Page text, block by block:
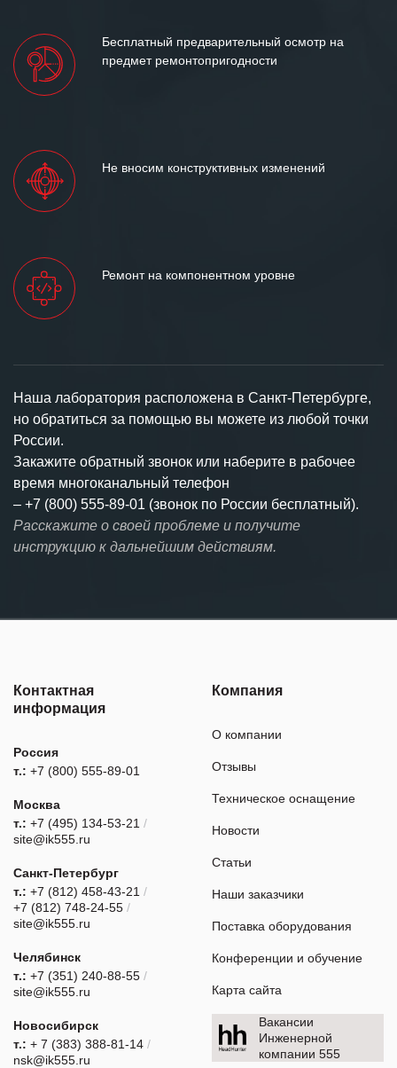
Бесплатный предварительный осмотр на
предмет ремонтопригодности
Не вносим конструктивных изменений
Ремонт на компонентном уровне
Наша лаборатория расположена в Санкт-Петербурге,
но обратиться за помощью вы можете из любой точки
России.
Закажите обратный звонок или наберите в рабочее
время многоканальный телефон
– +7 (800) 555-89-01 (звонок по России бесплатный).
Расскажите о своей проблеме и получите
инструкцию к дальнейшим действиям.
Контактная
информация
Россия
т.: +7 (800) 555-89-01
Москва
т.: +7 (495) 134-53-21 /
site@ik555.ru
Санкт-Петербург
т.: +7 (812) 458-43-21 /
+7 (812) 748-24-55 /
site@ik555.ru
Челябинск
т.: +7 (351) 240-88-55 /
site@ik555.ru
Новосибирск
т.: + 7 (383) 388-81-14 /
nsk@ik555.ru
Компания
О компании
Отзывы
Техническое оснащение
Новости
Статьи
Наши заказчики
Поставка оборудования
Конференции и обучение
Карта сайта
Вакансии
Инженерной
компании 555